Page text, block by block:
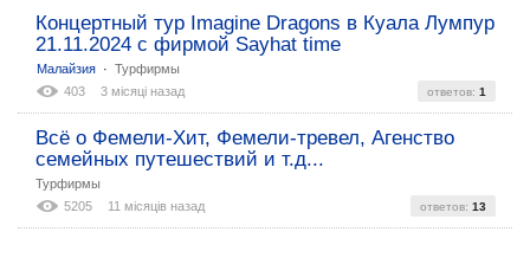
Концертный тур Imagine Dragons в Куала Лумпур
21.11.2024 с фирмой Sayhat time
Малайзия Турфирмы
ответов: 1
403 3 місяці назад
Всё о Фемели-Хит, Фемели-тревел, Агенство
семейных путешествий и т.д...
Турфирмы
ответов: 13
5205 11 місяців назад